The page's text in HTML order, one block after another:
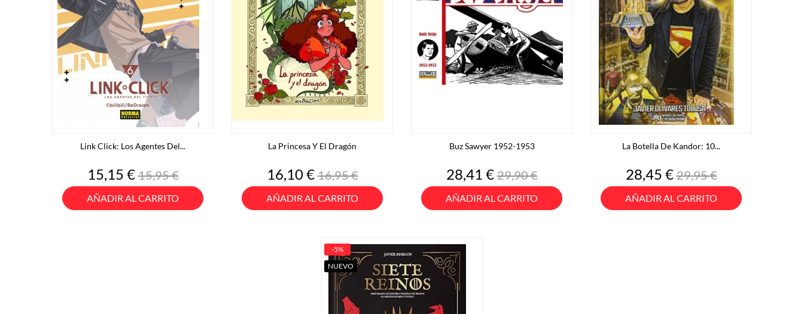
Link Click: Los Agentes Del...
Precio
15,15 €Precio
base
15,95 €
AÑADIR AL CARRITO
La Princesa Y El Dragón
Precio
16,10 €Precio
base
16,95 €
AÑADIR AL CARRITO
Buz Sawyer 1952-1953
Precio
28,41 €Precio
base
29,90 €
AÑADIR AL CARRITO
La Botella De Kandor: 10...
Precio
28,45 €Precio
base
29,95 €
AÑADIR AL CARRITO
-5%
NUEVO